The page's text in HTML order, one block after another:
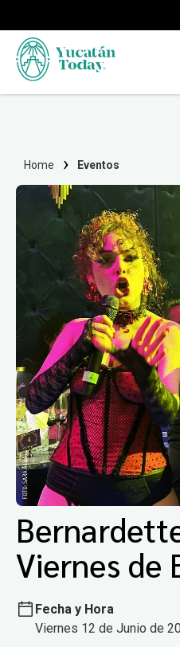
Home Eventos
Viernes de
Fecha y Hora
Viernes 12 de Junio de